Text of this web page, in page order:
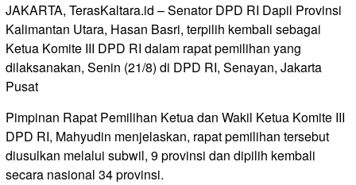
JAKARTA, TerasKaltara.id – Senator DPD RI Dapil Provinsi
Kalimantan Utara, Hasan Basri, terpilih kembali sebagai
Ketua Komite III DPD RI dalam rapat pemilihan yang
dilaksanakan, Senin (21/8) di DPD RI, Senayan, Jakarta
Pusat
Pimpinan Rapat Pemilihan Ketua dan Wakil Ketua Komite III
DPD RI, Mahyudin menjelaskan, rapat pemilihan tersebut
diusulkan melalui subwil, 9 provinsi dan dipilih kembali
secara nasional 34 provinsi.